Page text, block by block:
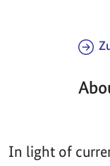
In light of